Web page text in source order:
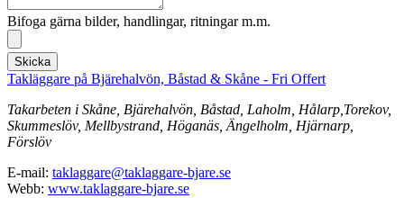
Bifoga gärna bilder, handlingar, ritningar m.m.
Skicka
Takläggare på Bjärehalvön, Båstad & Skåne - Fri Offert
Takarbeten i Skåne, Bjärehalvön, Båstad, Laholm, Hålarp,Torekov,
Skummeslöv, Mellbystrand, Höganäs, Ängelholm, Hjärnarp,
Förslöv
E-mail: taklaggare@taklaggare-bjare.se
Webb: www.taklaggare-bjare.se